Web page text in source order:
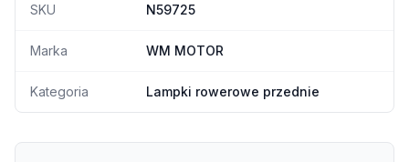
SKU N59725
Marka WM MOTOR
Kategoria Lampki rowerowe przednie